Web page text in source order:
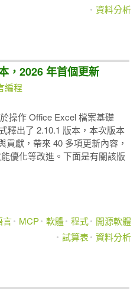
資料分析
，2026 年首個更新
編程
操作 Office Excel 檔案基礎
釋出了 2.10.1 版本，本次版本
獻，帶來 40 多項更新內容，
優化等改進。下面是有關該版
言 MCP 軟體 程式
開源軟體
試算表
資料分析